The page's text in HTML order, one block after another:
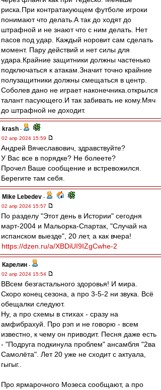
риска.При контратакующем футболе игроки
понимают что делать.А так до ходят до
штрафной и не знают что с ним делать. Нет
пасов под удар. Каждый норовит сам сделать
момент. Пару действий и нет силы для
удара.Крайние защитники должны частенько
подключаться к атакам.Значит точно крайние
полузащитники должны смещаться в центр.
Соболев дано не играет наконечника.открылся
талант пасующего.И так забивать не кому.Мяч
до штрафной не доходит.
krash -
02 апр 2024 15:59
Андрей Вячеславович, здравствуйте?
У Вас все в порядке? Не болеете?
Прочел Ваше сообщение и встревожился.
Берегите там себя.
Mike Lebedev -
02 апр 2024 15:57
По разделу "Этот день в Истории" сегодня
март-2004 и Мальорка-Спартак, "Случай на
испанском выезде", 20 лет, а как вчера!
https://dzen.ru/a/XBDiUI9IZgCwhe-2
Карелин -
02 апр 2024 15:54
ВВсем безгастального здоровья! И мира.
Скоро конец сезона, а про 3-5-2 ни звука. Всё
обещалки следуют.
Ну, а про схемы в стихах - сразу на
амфибрахуй. Про рэп и не говорю - всем
известно, к чему он приводит. Песня даже есть
- "Подруга подкинула проблем" ансамбля "2ва
Самолёта". Лет 20 уже не сходит с актуала,
гыгыг..
Про ярмарочного Мозеса сообщают, а про